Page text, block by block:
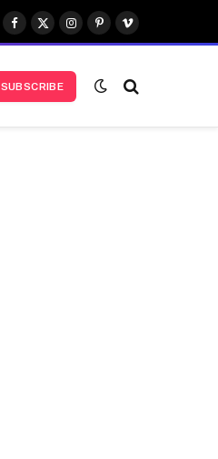
Facebook
X
(Twitter)
Instagram
Pinterest
Vimeo
SUBSCRIBE